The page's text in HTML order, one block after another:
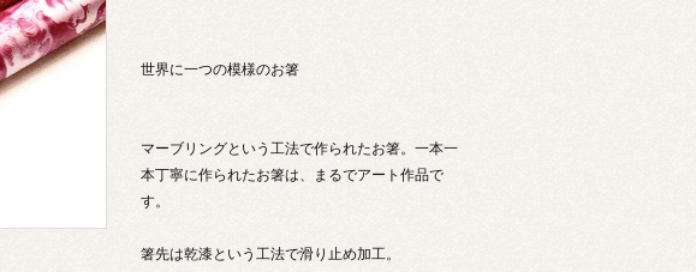
世界に一つの模様のお箸
マーブリングという工法で作られたお箸。一本一
本丁寧に作られたお箸は、まるでアート作品で
す。
箸先は乾漆という工法で滑り止め加工。